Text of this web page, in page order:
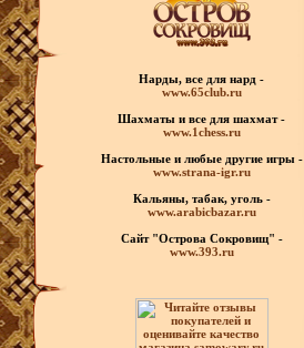
Нарды, все для нард -
www.65club.ru
Шахматы и все для шахмат -
www.1chess.ru
Настольные и любые другие игры -
www.strana-igr.ru
Кальяны, табак, уголь -
www.arabicbazar.ru
Сайт "Острова Сокровищ" -
www.393.ru